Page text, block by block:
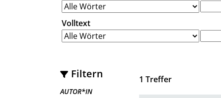
Volltext
Filtern
AUTOR*IN
1 Treffer